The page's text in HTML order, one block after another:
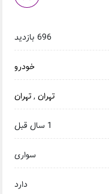
696 بازدید
خودرو
تهران,تهران
1 سال قبل
سواری
دارد